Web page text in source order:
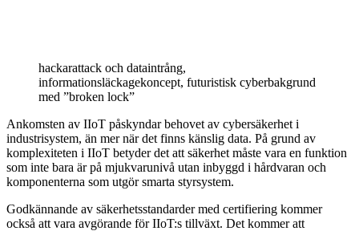
hackarattack och dataintrång,
informationsläckagekoncept, futuristisk cyberbakgrund
med ”broken lock”
Ankomsten av IIoT påskyndar behovet av cybersäkerhet i
industrisystem, än mer när det finns känslig data. På grund av
komplexiteten i IIoT betyder det att säkerhet måste vara en funktion
som inte bara är på mjukvarunivå utan inbyggd i hårdvaran och
komponenterna som utgör smarta styrsystem.
Godkännande av säkerhetsstandarder med certifiering kommer
också att vara avgörande för IIoT:s tillväxt. Det kommer att